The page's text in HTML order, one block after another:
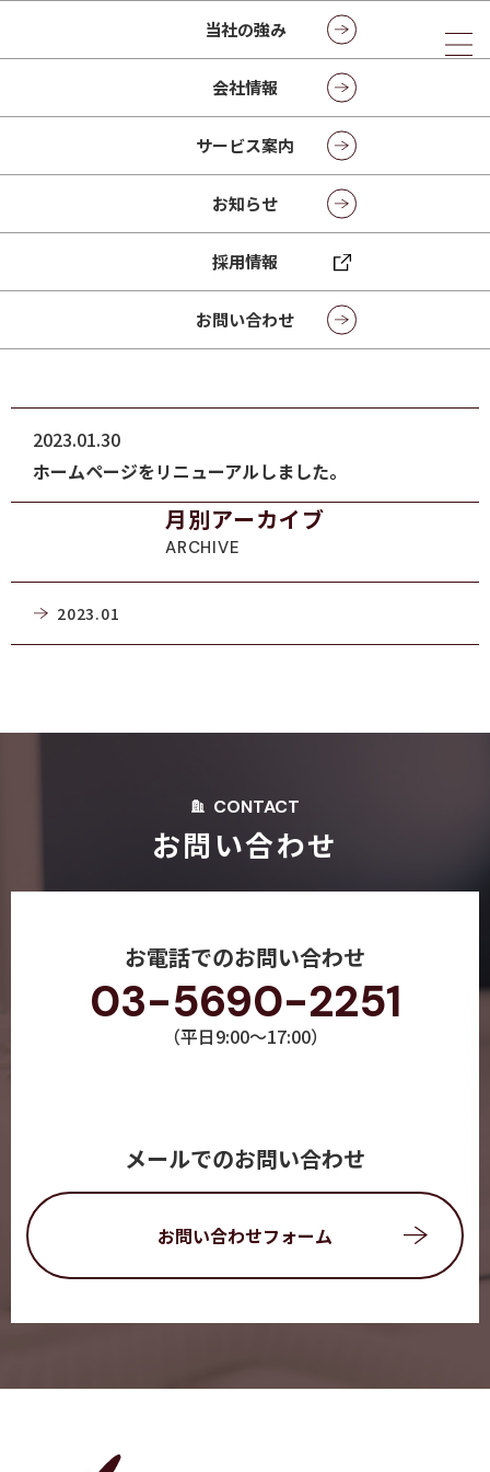
当社の強み
会社情報
サービス案内
お知らせ
採用情報
お問い合わせ
お知らせ
トップページ お知らせ トピックス
2023.01.30
ホームページをリニューアルしました。
月別アーカイブ
ARCHIVE
2023.01
お問い合わせ
CONTACT
お電話でのお問い合わせ
03-5690-2251
（平日9:00～17:00）
メールでのお問い合わせ
お問い合わせフォーム